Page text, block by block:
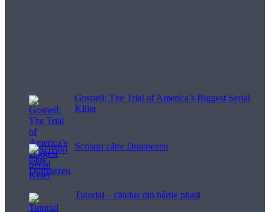
Gosnell: The Trial of America’s Biggest Serial
Killer
Scrisori către Dumnezeu
Tutorial – cățeluș din hârtie pliată